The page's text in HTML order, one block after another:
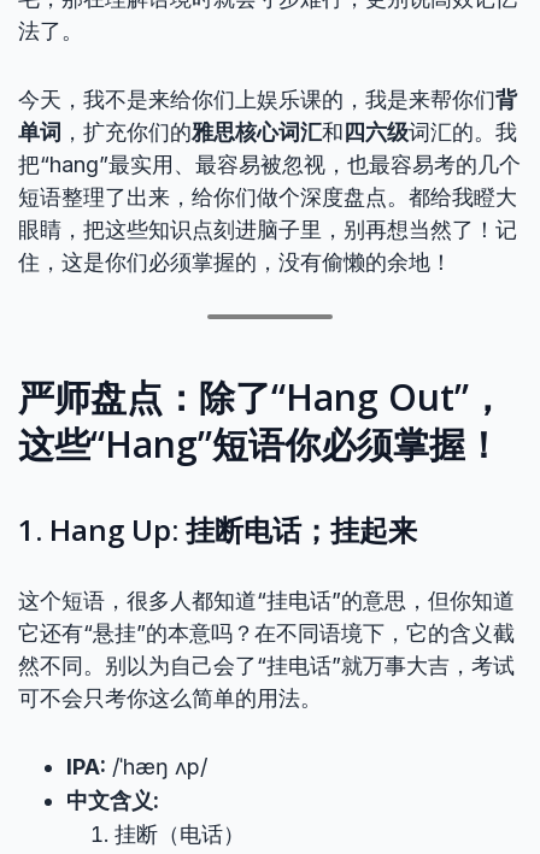
法了。
今天，我不是来给你们上娱乐课的，我是来帮你们背
单词 ，扩充你们的雅思核心词汇和 四六级词汇的。我
把“hang”最实用、最容易被忽视，也最容易考的几个
短语整理了出来，给你们做个深度盘点。都给我瞪大
眼睛，把这些知识点刻进脑子里，别再想当然了！记
住，这是你们必须掌握的，没有偷懒的余地！
严师盘点：除了“Hang Out”，
这些“Hang”短语你必须掌握！
1. Hang Up: 挂断电话；挂起来
这个短语，很多人都知道“挂电话”的意思，但你知道
它还有“悬挂”的本意吗？在不同语境下，它的含义截
然不同。别以为自己会了“挂电话”就万事大吉，考试
可不会只考你这么简单的用法。
IPA: /ˈhæŋ ʌp/
中文含义:
挂断（电话）